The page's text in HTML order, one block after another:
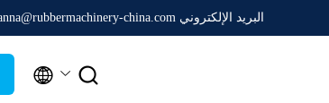
البريد الإلكتروني susanna@rubbermachinery-china.com
 